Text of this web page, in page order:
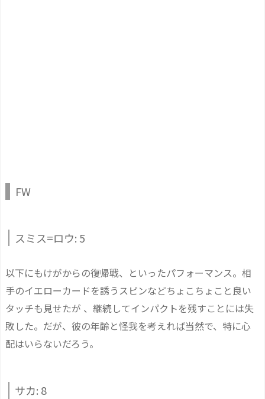
FW
スミス=ロウ: 5
以下にもけがからの復帰戦、といったパフォーマンス。相
手のイエローカードを誘うスピンなどちょこちょこと良い
タッチも見せたが 、継続してインパクトを残すことには失
敗した。だが、彼の年齢と怪我を考えれば当然で、特に心
配はいらないだろう。
サカ: 8